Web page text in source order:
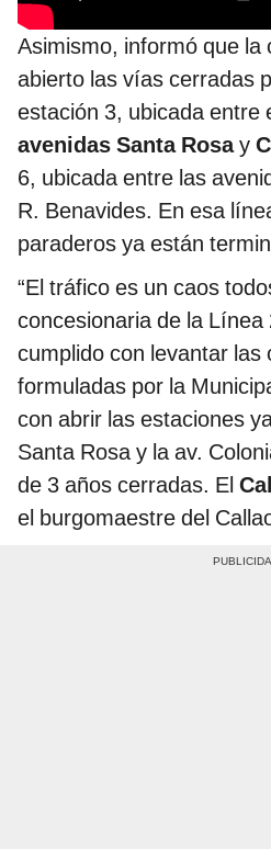
Asimismo, informó que la
abierto las vías cerradas
estación 3, ubicada entre
avenidas Santa Rosay
6, ubicada entre las
R. Benavides. En esa
paraderos ya están
“El tráfico es un caos
concesionaria de la
cumplido con levantar las
formuladas por la
con abrir las estaciones
Santa Rosa y la av.
de 3 años cerradas. El
el burgomaestre del